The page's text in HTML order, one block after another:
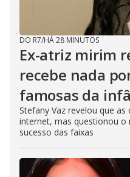
DO R7/HÁ 28 MINUTOS
Ex-atriz mirim
recebe nada
famosas da
Stefany Vaz revelou que
internet, mas questionou
sucesso das faixas